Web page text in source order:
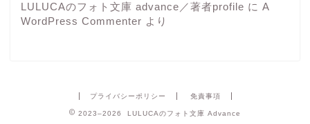
LULUCAのフォト文庫 advance／著者profile に A
WordPress Commenter より
プライバシーポリシー 免責事項
2023–2026 LULUCAのフォト文庫 Advance